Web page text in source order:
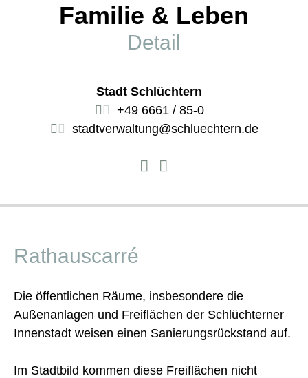
Familie & Leben
Detail
Stadt Schlüchtern
+49 6661 / 85-0
stadtverwaltung@schluechtern.de
Rathauscarré
Die öffentlichen Räume, insbesondere die
Außenanlagen und Freiflächen der Schlüchterner
Innenstadt weisen einen Sanierungsrückstand auf.
Im Stadtbild kommen diese Freiflächen nicht